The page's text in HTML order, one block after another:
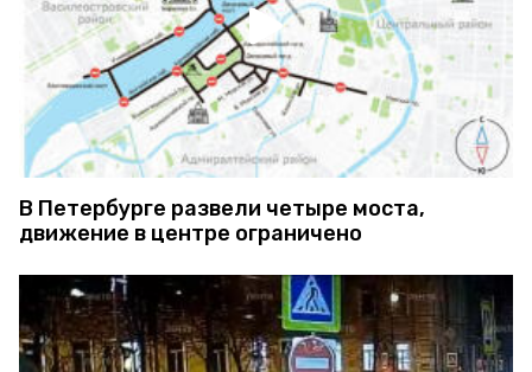
В Петербурге развели четыре моста,
движение в центре ограничено